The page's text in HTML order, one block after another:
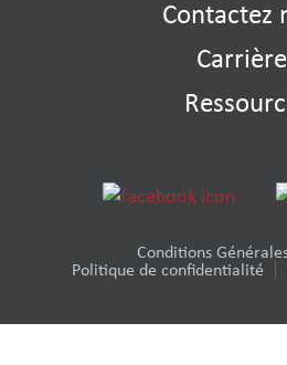
Contactez
Conditions
Politique de confidentialité